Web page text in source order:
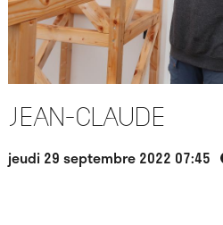
Jean-Claude
jeudi 29 septembre 2022 07:45